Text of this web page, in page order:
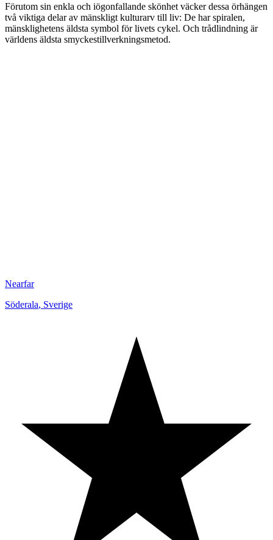
Förutom sin enkla och iögonfallande skönhet väcker dessa örhängen
två viktiga delar av mänskligt kulturarv till liv: De har spiralen,
mänsklighetens äldsta symbol för livets cykel. Och trådlindning är
världens äldsta smyckestillverkningsmetod.
Nearfar
Söderala, Sverige